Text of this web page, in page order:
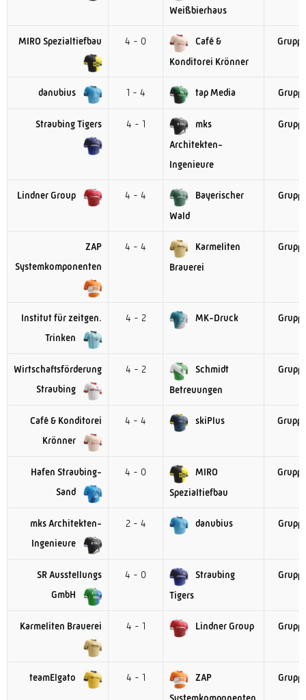
Weißbierhaus
MIRO Spezialtiefbau 4 - 0
Café &
Konditorei Krönner
danubius 1 - 4 tap Media
Straubing Tigers 4 - 1
mks
Architekten-
Ingenieure
Lindner Group 4 - 4
Bayerischer
Wald
ZAP
Systemkomponenten
4 - 4
Karmeliten
Brauerei
Institut für zeitgen.
Trinken
4 - 2 MK-Druck
Wirtschaftsförderung
Straubing
4 - 2
Schmidt
Betreuungen
Café & Konditorei
Krönner
4 - 4 skiPlus
Hafen Straubing-
Sand
4 - 0
MIRO
Spezialtiefbau
mks Architekten-
Ingenieure
2 - 4 danubius
SR Ausstellungs
GmbH
4 - 0
Straubing
Tigers
Karmeliten Brauerei 4 - 1 Lindner Group
teamElgato 4 - 1
ZAP
Systemkomponenten